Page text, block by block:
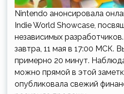
Nintendo анонсировала
Indie World Showcase,
независимых
завтра, 11 мая в 17:00 МСК.
примерно 20 минут.
можно прямой в этой
опубликовала свежий